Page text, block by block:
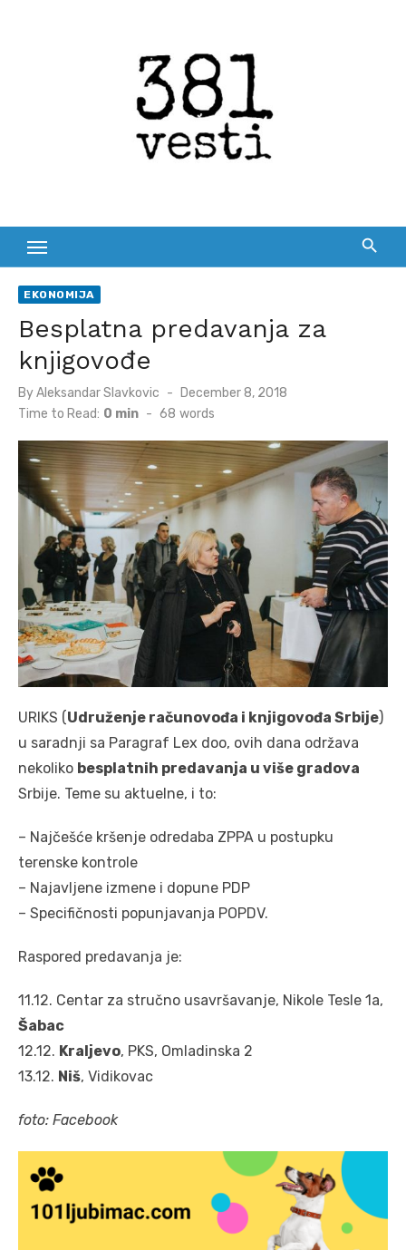
EKONOMIJA
Besplatna predavanja za
knjigovođe
ByAleksandar Slavkovic
Posted
on
December 8, 2018
Time to Read: 0 min - 68 words
URIKS (Udruženje računovođa i knjigovođa Srbije)
u saradnji sa Paragraf Lex doo, ovih dana održava
nekoliko besplatnih predavanja u više gradova
Srbije. Teme su aktuelne, i to:
– Najčešće kršenje odredaba ZPPA u postupku
terenske kontrole
– Najavljene izmene i dopune PDP
– Specifičnosti popunjavanja POPDV.
Raspored predavanja je:
11.12. Centar za stručno usavršavanje, Nikole Tesle 1a,
Šabac
12.12. Kraljevo, PKS, Omladinska 2
13.12. Niš, Vidikovac
foto: Facebook